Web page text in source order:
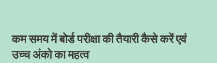
कम समय में बोर्ड परीक्षा की तैयारी कैसे करें एवं
उच्च अंको का महत्व